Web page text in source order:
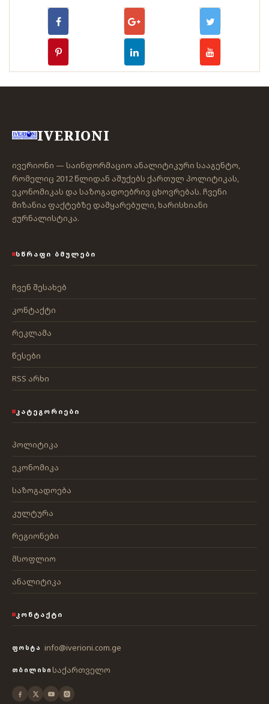
IVERIONI
ივერიონი — საინფორმაციო ანალიტიკური სააგენტო,
რომელიც 2012 წლიდან აშუქებს ქართულ პოლიტიკას,
ეკონომიკას და საზოგადოებრივ ცხოვრებას. ჩვენი
მიზანია ფაქტებზე დამყარებული, ხარისხიანი
ჟურნალისტიკა.
ᲡᲬᲠᲐᲤᲘ ᲑᲛᲣᲚᲔᲑᲘ
ჩვენ შესახებ
კონტაქტი
რეკლამა
წესები
RSS არხი
ᲙᲐᲢᲔᲒᲝᲠᲘᲔᲑᲘ
პოლიტიკა
ეკონომიკა
საზოგადოება
კულტურა
რეგიონები
მსოფლიო
ანალიტიკა
ᲙᲝᲜᲢᲐᲥᲢᲘ
ᲤᲝᲡᲢᲐ info@iverioni.com.ge
ᲗᲑᲘᲚᲘᲡᲘ საქართველო